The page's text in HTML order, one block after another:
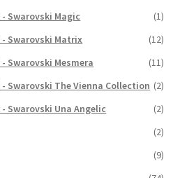
Swarovski Magic
(1)
Swarovski Matrix
(12)
Swarovski Mesmera
(11)
Swarovski The Vienna Collection (2)
Swarovski Una Angelic
(2)
(2)
(9)